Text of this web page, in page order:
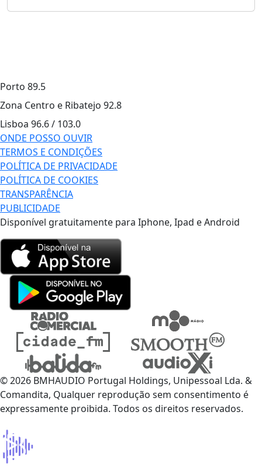
Porto 89.5
Zona Centro e Ribatejo 92.8
Lisboa 96.6 / 103.0
ONDE POSSO OUVIR
TERMOS E CONDIÇÕES
POLÍTICA DE PRIVACIDADE
POLÍTICA DE COOKIES
TRANSPARÊNCIA
PUBLICIDADE
Disponível gratuitamente para Iphone, Ipad e Android
© 2026 BMHAUDIO Portugal Holdings, Unipessoal Lda. &
Comandita, Qualquer reprodução sem consentimento é
expressamente proibida. Todos os direitos reservados.